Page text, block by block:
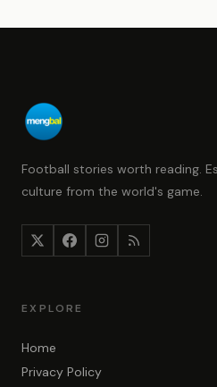
Football stories worth reading.
culture from the world's game.
EXPLORE
Home
Privacy Policy